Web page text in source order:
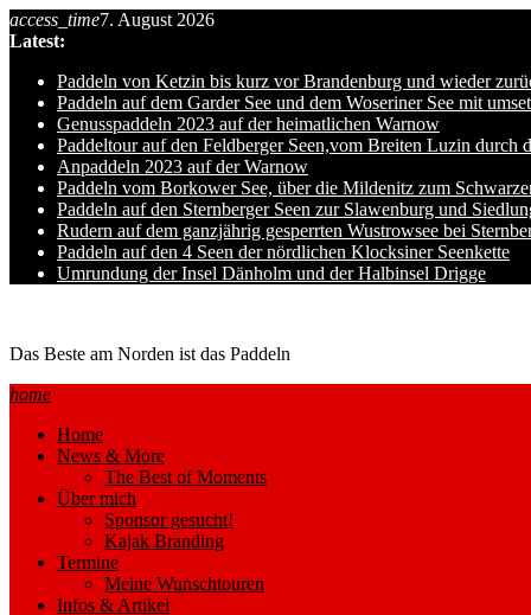
Skip
to
access_time7. August 2026
Latest:
Paddeln von Ketzin bis kurz vor Brandenburg und wieder
Paddeln auf dem Garder See und dem Woseriner See mit
Genusspaddeln 2023 auf der heimatlichen Warnow
Paddeltour auf den Feldberger Seen,vom Breiten Luzin
Anpaddeln 2023 auf der Warnow
Paddeln vom Borkower See, über die Mildenitz zum
Paddeln auf den Sternberger Seen zur Slawenburg und
Rudern auf dem ganzjährig gesperrten Wustrowsee bei
Paddeln auf den 4 Seen der nördlichen Klocksiner Seenkette
Umrundung der Insel Dänholm und der Halbinsel Drigge
Das Beste am Norden ist das Paddeln
home
Home
News & More
The Best of Moments
Über mich
Sponsor gesucht!
Kajak Branding
Termine
Meine Wunschtouren
Infos & Artikel